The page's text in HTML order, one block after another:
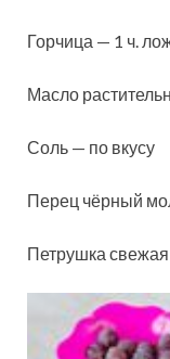
Горчица — 1 ч.
Масло
Соль — по вкусу
Перец чёрный
Петрушка свежая